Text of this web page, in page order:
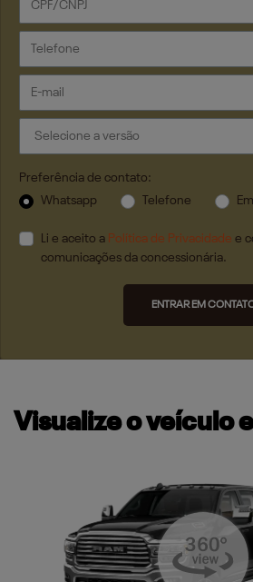
Preferência de contato:
Whatsapp
Telefone
Li e aceito a Política de Privacidade e
comunicações da concessionária.
ENTRAR EM
Visualize o veículo